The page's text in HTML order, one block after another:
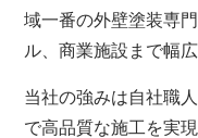
域一番の外壁塗装専
ル、商業施設まで幅
当社の強みは自社職
で高品質な施工を実